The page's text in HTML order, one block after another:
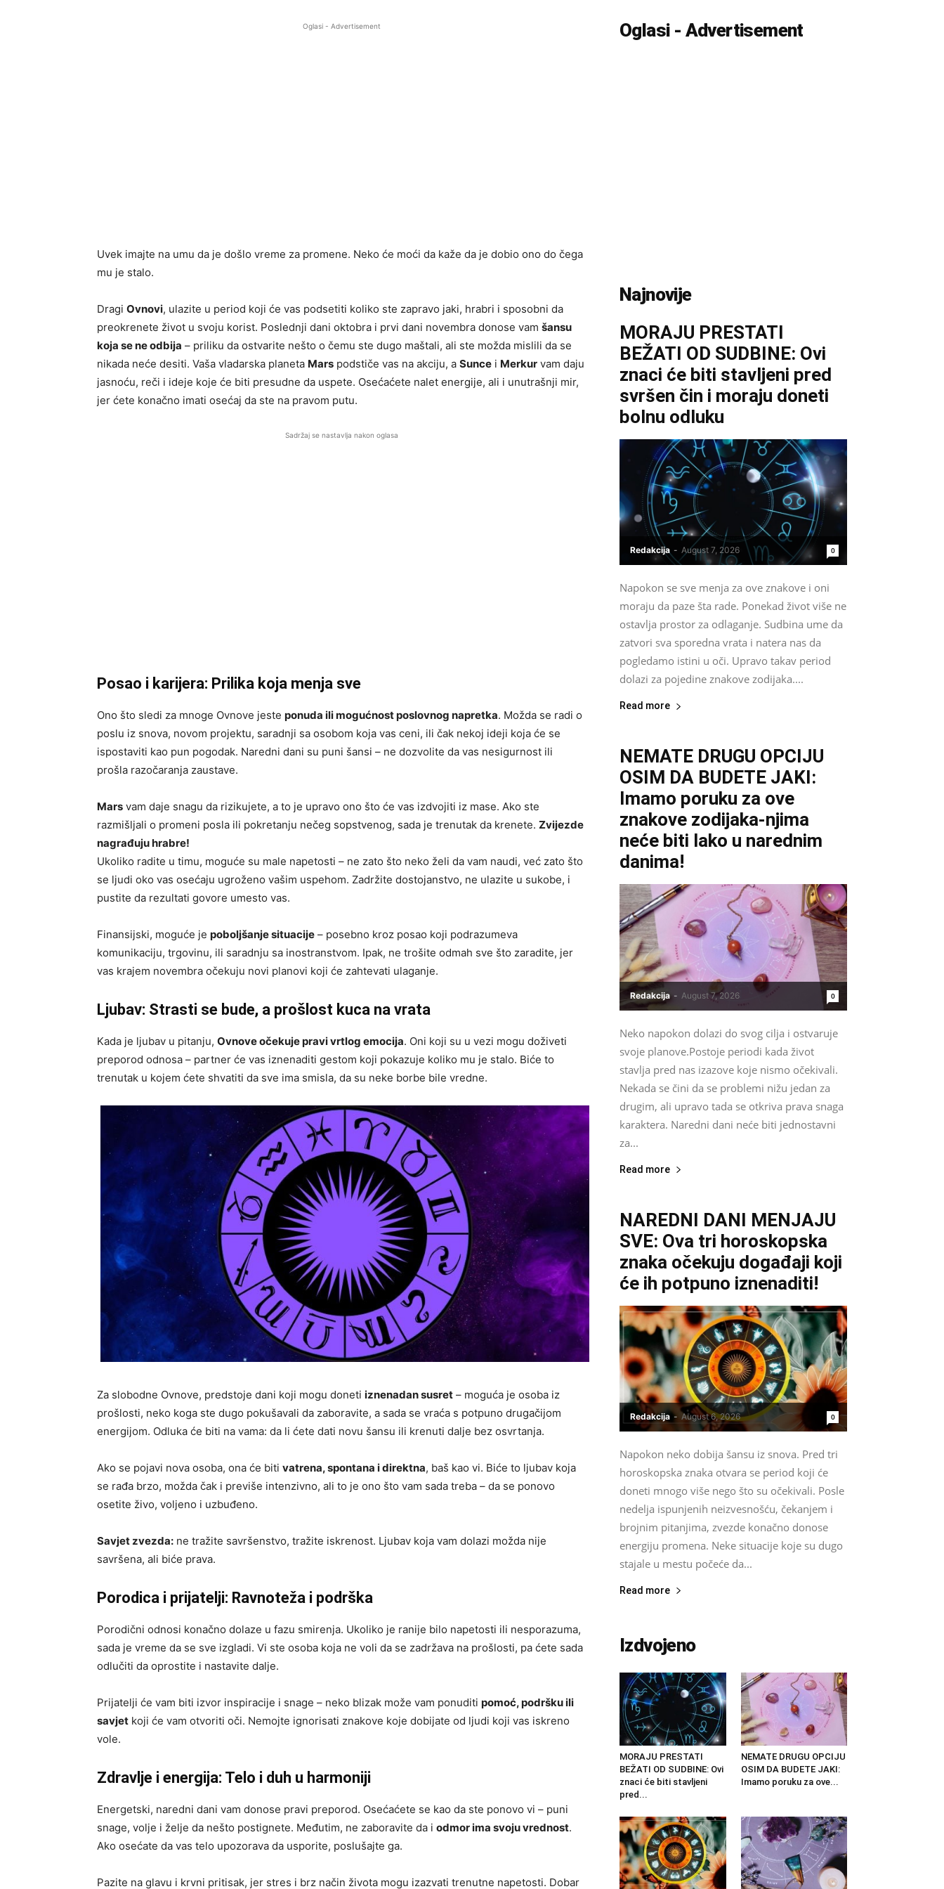
Oglasi - Advertisement
Uvek imajte na umu da je došlo vreme za promene. Neko će moći da kaže da je dobio ono do čega
mu je stalo.
Dragi Ovnovi, ulazite u period koji će vas podsetiti koliko ste zapravo jaki, hrabri i sposobni da
preokrenete život u svoju korist. Poslednji dani oktobra i prvi dani novembra donose vam šansu
koja se ne odbija – priliku da ostvarite nešto o čemu ste dugo maštali, ali ste možda mislili da se
nikada neće desiti. Vaša vladarska planeta Mars podstiče vas na akciju, a Sunce i Merkur vam daju
jasnoću, reči i ideje koje će biti presudne da uspete. Osećaćete nalet energije, ali i unutrašnji mir,
jer ćete konačno imati osećaj da ste na pravom putu.
Sadržaj se nastavlja nakon oglasa
Posao i karijera: Prilika koja menja sve
Ono što sledi za mnoge Ovnove jeste ponuda ili mogućnost poslovnog napretka. Možda se radi o
poslu iz snova, novom projektu, saradnji sa osobom koja vas ceni, ili čak nekoj ideji koja će se
ispostaviti kao pun pogodak. Naredni dani su puni šansi – ne dozvolite da vas nesigurnost ili
prošla razočaranja zaustave.
Mars vam daje snagu da rizikujete, a to je upravo ono što će vas izdvojiti iz mase. Ako ste
razmišljali o promeni posla ili pokretanju nečeg sopstvenog, sada je trenutak da krenete. Zvijezde
nagrađuju hrabre!
Ukoliko radite u timu, moguće su male napetosti – ne zato što neko želi da vam naudi, već zato što
se ljudi oko vas osećaju ugroženo vašim uspehom. Zadržite dostojanstvo, ne ulazite u sukobe, i
pustite da rezultati govore umesto vas.
Finansijski, moguće je poboljšanje situacije – posebno kroz posao koji podrazumeva
komunikaciju, trgovinu, ili saradnju sa inostranstvom. Ipak, ne trošite odmah sve što zaradite, jer
vas krajem novembra očekuju novi planovi koji će zahtevati ulaganje.
Ljubav: Strasti se bude, a prošlost kuca na vrata
Kada je ljubav u pitanju, Ovnove očekuje pravi vrtlog emocija. Oni koji su u vezi mogu doživeti
preporod odnosa – partner će vas iznenaditi gestom koji pokazuje koliko mu je stalo. Biće to
trenutak u kojem ćete shvatiti da sve ima smisla, da su neke borbe bile vredne.
Za slobodne Ovnove, predstoje dani koji mogu doneti iznenadan susret – moguća je osoba iz
prošlosti, neko koga ste dugo pokušavali da zaboravite, a sada se vraća s potpuno drugačijom
energijom. Odluka će biti na vama: da li ćete dati novu šansu ili krenuti dalje bez osvrtanja.
Ako se pojavi nova osoba, ona će biti vatrena, spontana i direktna, baš kao vi. Biće to ljubav koja
se rađa brzo, možda čak i previše intenzivno, ali to je ono što vam sada treba – da se ponovo
osetite živo, voljeno i uzbuđeno.
Savjet zvezda: ne tražite savršenstvo, tražite iskrenost. Ljubav koja vam dolazi možda nije
savršena, ali biće prava.
Porodica i prijatelji: Ravnoteža i podrška
Porodični odnosi konačno dolaze u fazu smirenja. Ukoliko je ranije bilo napetosti ili nesporazuma,
sada je vreme da se sve izgladi. Vi ste osoba koja ne voli da se zadržava na prošlosti, pa ćete sada
odlučiti da oprostite i nastavite dalje.
Prijatelji će vam biti izvor inspiracije i snage – neko blizak može vam ponuditi pomoć, podršku ili
savjet koji će vam otvoriti oči. Nemojte ignorisati znakove koje dobijate od ljudi koji vas iskreno
vole.
Zdravlje i energija: Telo i duh u harmoniji
Energetski, naredni dani vam donose pravi preporod. Osećaćete se kao da ste ponovo vi – puni
snage, volje i želje da nešto postignete. Međutim, ne zaboravite da i odmor ima svoju vrednost.
Ako osećate da vas telo upozorava da usporite, poslušajte ga.
Pazite na glavu i krvni pritisak, jer stres i brz način života mogu izazvati trenutne napetosti. Dobar
Oglasi - Advertisement
Najnovije
MORAJU PRESTATI
BEŽATI OD SUDBINE: Ovi
znaci će biti stavljeni pred
svršen čin i moraju doneti
bolnu odluku
Redakcija - August 7, 2026 0
Napokon se sve menja za ove znakove i oni
moraju da paze šta rade. Ponekad život više ne
ostavlja prostor za odlaganje. Sudbina ume da
zatvori sva sporedna vrata i natera nas da
pogledamo istini u oči. Upravo takav period
dolazi za pojedine znakove zodijaka....
Read more
NEMATE DRUGU OPCIJU
OSIM DA BUDETE JAKI:
Imamo poruku za ove
znakove zodijaka-njima
neće biti lako u narednim
danima!
Redakcija - August 7, 2026 0
Neko napokon dolazi do svog cilja i ostvaruje
svoje planove.Postoje periodi kada život
stavlja pred nas izazove koje nismo očekivali.
Nekada se čini da se problemi nižu jedan za
drugim, ali upravo tada se otkriva prava snaga
karaktera. Naredni dani neće biti jednostavni
za...
Read more
NAREDNI DANI MENJAJU
SVE: Ova tri horoskopska
znaka očekuju događaji koji
će ih potpuno iznenaditi!
Redakcija - August 6, 2026 0
Napokon neko dobija šansu iz snova. Pred tri
horoskopska znaka otvara se period koji će
doneti mnogo više nego što su očekivali. Posle
nedelja ispunjenih neizvesnošću, čekanjem i
brojnim pitanjima, zvezde konačno donose
energiju promena. Neke situacije koje su dugo
stajale u mestu počeće da...
Read more
Izdvojeno
MORAJU PRESTATI
BEŽATI OD SUDBINE: Ovi
znaci će biti stavljeni
pred...
NEMATE DRUGU OPCIJU
OSIM DA BUDETE JAKI:
Imamo poruku za ove...